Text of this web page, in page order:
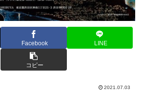
Facebook LINE
コピー
2021.07.03